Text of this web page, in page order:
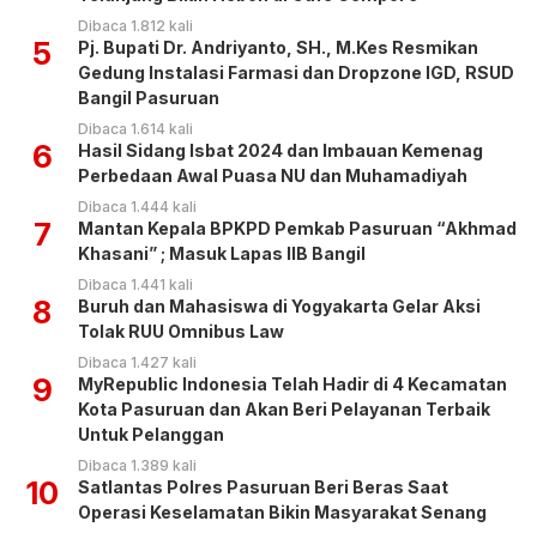
Dibaca 1.812 kali
5
Pj. Bupati Dr. Andriyanto, SH., M.Kes Resmikan
Gedung Instalasi Farmasi dan Dropzone IGD, RSUD
Bangil Pasuruan
Dibaca 1.614 kali
6
Hasil Sidang Isbat 2024 dan Imbauan Kemenag
Perbedaan Awal Puasa NU dan Muhamadiyah
Dibaca 1.444 kali
7
Mantan Kepala BPKPD Pemkab Pasuruan “Akhmad
Khasani” ; Masuk Lapas IIB Bangil
Dibaca 1.441 kali
8
Buruh dan Mahasiswa di Yogyakarta Gelar Aksi
Tolak RUU Omnibus Law
Dibaca 1.427 kali
9
MyRepublic Indonesia Telah Hadir di 4 Kecamatan
Kota Pasuruan dan Akan Beri Pelayanan Terbaik
Untuk Pelanggan
Dibaca 1.389 kali
10
Satlantas Polres Pasuruan Beri Beras Saat
Operasi Keselamatan Bikin Masyarakat Senang